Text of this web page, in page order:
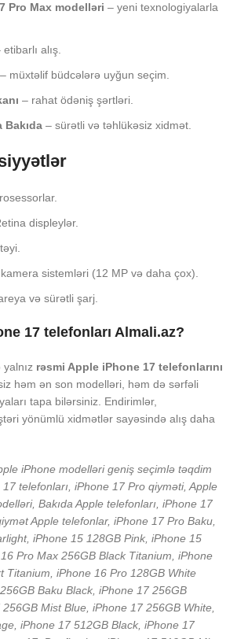
Pro Max modelləri – yeni texnologiyalarla
etibarlı alış.
müxtəlif büdcələrə uyğun seçim.
– rahat ödəniş şərtləri.
Bakıda – sürətli və təhlükəsiz xidmət.
displeylər.
sistemləri (12 MP və daha çox).
və sürətli şarj.
17 telefonları Almali.az?
rəsmi Apple iPhone 17 telefonlarını
həm ən son modelləri, həm də sərfəli
tapa bilərsiniz. Endirimlər,
yönümlü xidmətlər sayəsində alış daha
iPhone modelləri geniş seçimlə təqdim
telefonları, iPhone 17 Pro qiyməti, Apple
Bakıda Apple telefonları, iPhone 17
Apple telefonlar, iPhone 17 Pro Baku,
iPhone 15 128GB Pink, iPhone 15
Pro Max 256GB Black Titanium, iPhone
Titanium, iPhone 16 Pro 128GB White
Baku Black, iPhone 17 256GB
Mist Blue, iPhone 17 256GB White,
iPhone 17 512GB Black, iPhone 17